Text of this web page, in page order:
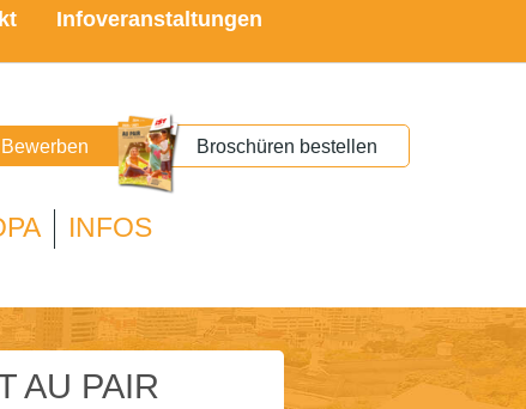
Infoveranstaltungen
Broschüren bestellen
INFOS
AU PAIR